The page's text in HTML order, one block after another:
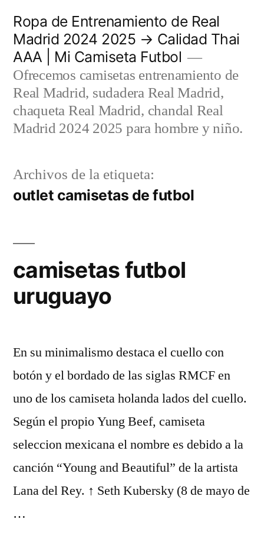
contenido
Ropa de Entrenamiento de Real
Madrid 2024 2025 → Calidad Thai
AAA | Mi Camiseta Futbol
Ofrecemos camisetas entrenamiento de
Real Madrid, sudadera Real Madrid,
chaqueta Real Madrid, chandal Real
Madrid 2024 2025 para hombre y niño.
Archivos de la etiqueta:
outlet camisetas de futbol
camisetas futbol
uruguayo
En su minimalismo destaca el cuello con
botón y el bordado de las siglas RMCF en
uno de los camiseta holanda lados del cuello.
Según el propio Yung Beef, camiseta
seleccion mexicana el nombre es debido a la
canción “Young and Beautiful” de la artista
Lana del Rey. ↑ Seth Kubersky (8 de mayo de
…